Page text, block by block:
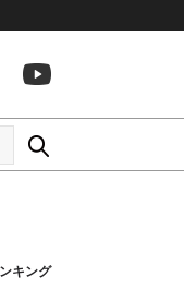
キング